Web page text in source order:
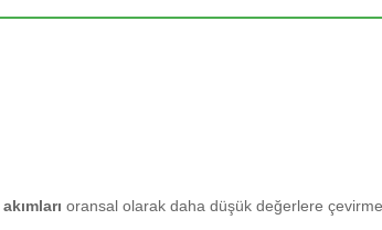
akımları oransal olarak daha düşük değerlere çevirmek